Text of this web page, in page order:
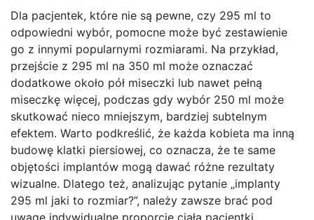
Dla pacjentek, które nie są pewne, czy 295 ml to
odpowiedni wybór, pomocne może być zestawienie
go z innymi popularnymi rozmiarami. Na przykład,
przejście z 295 ml na 350 ml może oznaczać
dodatkowe około pół miseczki lub nawet pełną
miseczkę więcej, podczas gdy wybór 250 ml może
skutkować nieco mniejszym, bardziej subtelnym
efektem. Warto podkreślić, że każda kobieta ma inną
budowę klatki piersiowej, co oznacza, że te same
objętości implantów mogą dawać różne rezultaty
wizualne. Dlatego też, analizując pytanie „implanty
295 ml jaki to rozmiar?”, należy zawsze brać pod
uwagę indywidualne proporcje ciała pacjentki.